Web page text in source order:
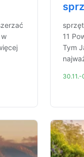
11
Tym
30.11.-